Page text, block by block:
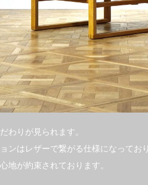
わりが見られます。
ンはレザーで繋がる仕様になってお
地が約束されております。